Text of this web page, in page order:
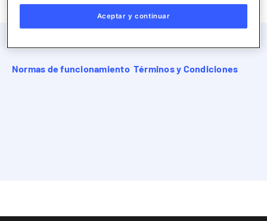
Normas de funcionamiento Términos y Condiciones
Aceptar y continuar